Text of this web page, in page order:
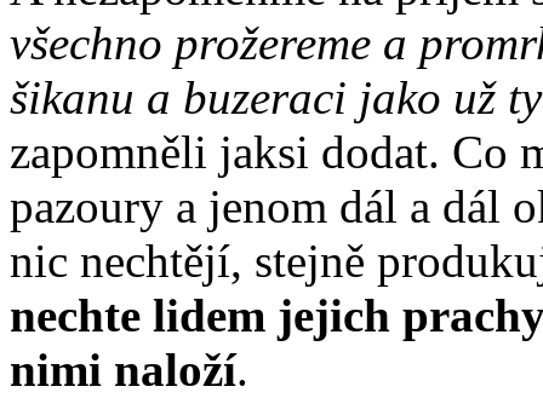
všechno prožereme a
šikanu a buzeraci jako už
zapomněli jaksi dodat. Co
pazoury a jenom dál a dál
nic nechtějí, stejně
nechte lidem jejich
nimi naloží.